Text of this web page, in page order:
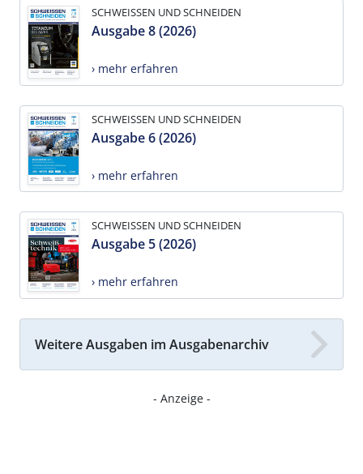
SCHWEISSEN UND SCHNEIDEN
Ausgabe 8 (2026)
› mehr erfahren
SCHWEISSEN UND SCHNEIDEN
Ausgabe 6 (2026)
› mehr erfahren
SCHWEISSEN UND SCHNEIDEN
Ausgabe 5 (2026)
› mehr erfahren
Weitere Ausgaben im Ausgabenarchiv
- Anzeige -